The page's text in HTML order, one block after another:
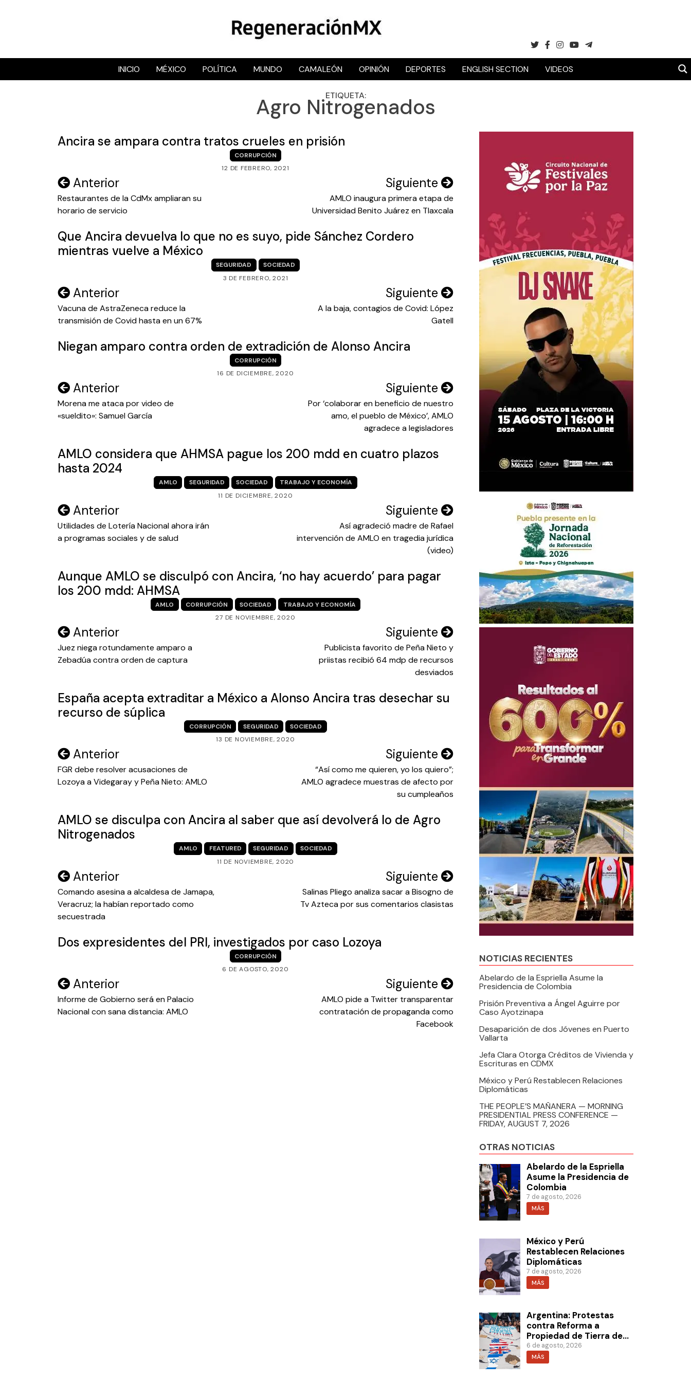
RegeneraciónMX
Sitio de noticias libre e independiente
INICIO MÉXICO POLÍTICA MUNDO CAMALEÓN OPINIÓN DEPORTES ENGLISH SECTION VIDEOS
ETIQUETA:
Agro Nitrogenados
Ancira se ampara contra tratos crueles en prisión
CORRUPCIÓN
12 DE FEBRERO, 2021
Navegación
de
Anterior
Restaurantes de la CdMx ampliaran su
horario de servicio
Siguiente
AMLO inaugura primera etapa de
Universidad Benito Juárez en Tlaxcala
Que Ancira devuelva lo que no es suyo, pide Sánchez Cordero
mientras vuelve a México
SEGURIDAD
SOCIEDAD
3 DE FEBRERO, 2021
Navegación
de
Anterior
Vacuna de AstraZeneca reduce la
transmisión de Covid hasta en un 67%
Siguiente
A la baja, contagios de Covid: López
Gatell
Niegan amparo contra orden de extradición de Alonso Ancira
CORRUPCIÓN
16 DE DICIEMBRE, 2020
Navegación
de
Anterior
Morena me ataca por video de
«sueldito»: Samuel García
Siguiente
Por ‘colaborar en beneficio de nuestro
amo, el pueblo de México’, AMLO
agradece a legisladores
AMLO considera que AHMSA pague los 200 mdd en cuatro plazos
hasta 2024
AMLO SEGURIDAD SOCIEDAD
TRABAJO Y ECONOMÍA
11 DE DICIEMBRE, 2020
Navegación
de
entradas
Anterior
Utilidades de Lotería Nacional ahora irán
a programas sociales y de salud
Siguiente
Así agradeció madre de Rafael
intervención de AMLO en tragedia jurídica
(video)
Aunque AMLO se disculpó con Ancira, ‘no hay acuerdo’ para pagar
los 200 mdd: AHMSA
AMLO CORRUPCIÓN SOCIEDAD
TRABAJO Y ECONOMÍA
27 DE NOVIEMBRE, 2020
Navegación
de
Anterior
Juez niega rotundamente amparo a
Zebadúa contra orden de captura
Siguiente
Publicista favorito de Peña Nieto y
priistas recibió 64 mdp de recursos
desviados
España acepta extraditar a México a Alonso Ancira tras desechar su
recurso de súplica
CORRUPCIÓN SEGURIDAD
SOCIEDAD
13 DE NOVIEMBRE, 2020
Navegación
de
entradas
Anterior
FGR debe resolver acusaciones de
Lozoya a Videgaray y Peña Nieto: AMLO
Siguiente
“Así como me quieren, yo los quiero”;
AMLO agradece muestras de afecto por
su cumpleaños
AMLO se disculpa con Ancira al saber que así devolverá lo de Agro
Nitrogenados
AMLO FEATURED SEGURIDAD
SOCIEDAD
11 DE NOVIEMBRE, 2020
Navegación
de
entradas
Anterior
Comando asesina a alcaldesa de Jamapa,
Veracruz; la habían reportado como
secuestrada
Siguiente
Salinas Pliego analiza sacar a Bisogno de
Tv Azteca por sus comentarios clasistas
Dos expresidentes del PRI, investigados por caso Lozoya
CORRUPCIÓN
6 DE AGOSTO, 2020
Navegación
de
Anterior
Informe de Gobierno será en Palacio
Nacional con sana distancia: AMLO
Siguiente
AMLO pide a Twitter transparentar
contratación de propaganda como
Facebook
NOTICIAS RECIENTES
Abelardo de la Espriella Asume la
Presidencia de Colombia
Prisión Preventiva a Ángel Aguirre por
Caso Ayotzinapa
Desaparición de dos Jóvenes en Puerto
Vallarta
Jefa Clara Otorga Créditos de Vivienda y
Escrituras en CDMX
México y Perú Restablecen Relaciones
Diplomáticas
THE PEOPLE’S MAÑANERA — MORNING
PRESIDENTIAL PRESS CONFERENCE —
FRIDAY, AUGUST 7, 2026
OTRAS NOTICIAS
Abelardo de la Espriella
Asume la Presidencia de
Colombia
7 de agosto, 2026
MÁS
México y Perú
Restablecen Relaciones
Diplomáticas
7 de agosto, 2026
MÁS
Argentina: Protestas
contra Reforma a
Propiedad de Tierra de
Milei
6 de agosto, 2026
MÁS